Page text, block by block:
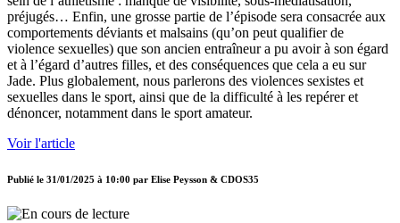
préjugés… Enfin, une grosse partie de l’épisode sera consacrée aux
comportements déviants et malsains (qu’on peut qualifier de
violence sexuelles) que son ancien entraîneur a pu avoir à son égard
et à l’égard d’autres filles, et des conséquences que cela a eu sur
Jade. Plus globalement, nous parlerons des violences sexistes et
sexuelles dans le sport, ainsi que de la difficulté à les repérer et
dénoncer, notamment dans le sport amateur.
Voir l'article
Publié le 31/01/2025 à 10:00 par Elise Peysson & CDOS35